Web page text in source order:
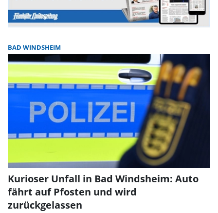
BAD WINDSHEIM
Kurioser Unfall in Bad Windsheim: Auto
fährt auf Pfosten und wird
zurückgelassen